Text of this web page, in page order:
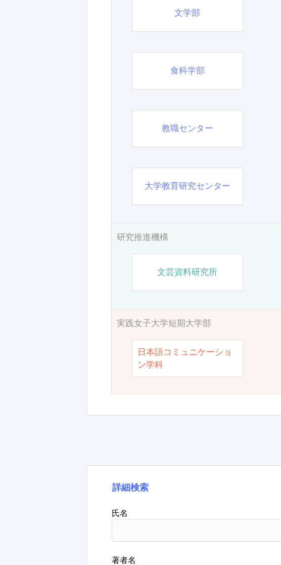
文学部
食科学部
教職センター
大学教育研究センター
研究推進機構
文芸資料研究所
実践女子大学短期大学部
日本語コミュニケーショ
ン学科
詳細検索
氏名
著者名